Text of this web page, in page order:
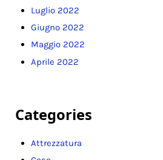
Luglio 2022
Giugno 2022
Maggio 2022
Aprile 2022
Categories
Attrezzatura